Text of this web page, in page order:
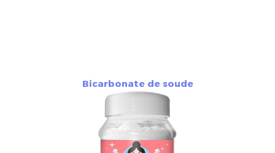
Bicarbonate de soude